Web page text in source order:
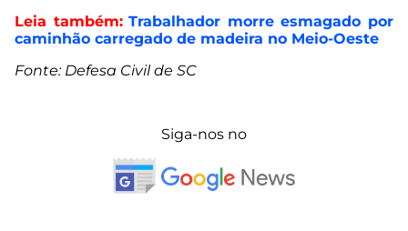
Leia também: Trabalhador morre esmagado por
caminhão carregado de madeira no Meio-Oeste
Fonte: Defesa Civil de SC
Siga-nos no